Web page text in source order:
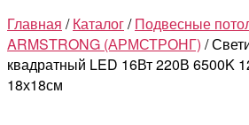
Главная /Каталог/Подвесные
ARMSTRONG (АРМСТРОНГ) /
квадратный LED 16Вт 220В 6500K
18х18см